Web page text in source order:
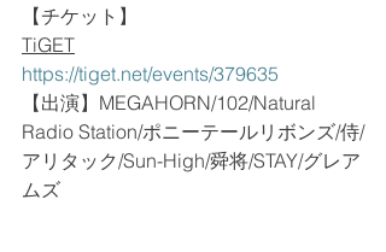
【チケット】
TiGET
https://tiget.net/events/379635
【出演】MEGAHORN/102/Natural
Radio Station/ポニーテールリボンズ/侍/
アリタック/Sun-High/舜将/STAY/グレア
ムズ